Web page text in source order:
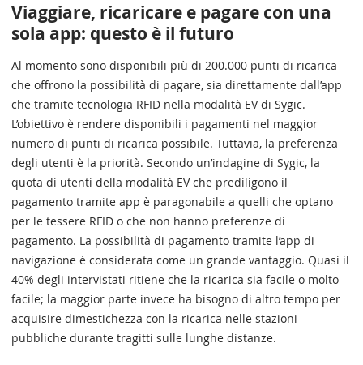
Viaggiare, ricaricare e pagare con una
sola app: questo è il futuro
Al momento sono disponibili più di 200.000 punti di ricarica
che offrono la possibilità di pagare, sia direttamente dall’app
che tramite tecnologia RFID nella modalità EV di Sygic.
L’obiettivo è rendere disponibili i pagamenti nel maggior
numero di punti di ricarica possibile. Tuttavia, la preferenza
degli utenti è la priorità. Secondo un’indagine di Sygic, la
quota di utenti della modalità EV che prediligono il
pagamento tramite app è paragonabile a quelli che optano
per le tessere RFID o che non hanno preferenze di
pagamento. La possibilità di pagamento tramite l’app di
navigazione è considerata come un grande vantaggio. Quasi il
40% degli intervistati ritiene che la ricarica sia facile o molto
facile; la maggior parte invece ha bisogno di altro tempo per
acquisire dimestichezza con la ricarica nelle stazioni
pubbliche durante tragitti sulle lunghe distanze.